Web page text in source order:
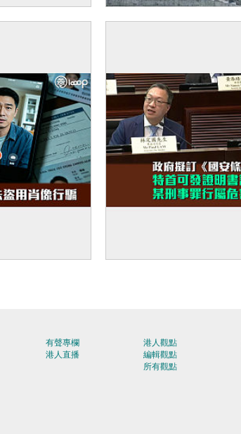
有聲專欄
港人直播
港人觀點
編輯觀點
所有觀點